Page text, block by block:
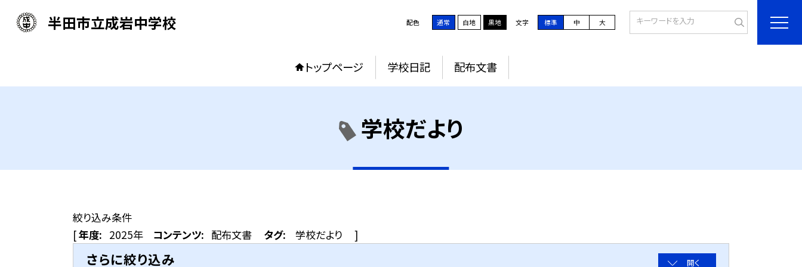
半田市立成岩中学校 配色 通常 白地 黒地 文字 標準 中 大
トップページ 学校日記 配布文書
学校だより
絞り込み条件
[年度: 2025年 コンテンツ: 配布文書 タグ: 学校だより ]
さらに絞り込み 開く